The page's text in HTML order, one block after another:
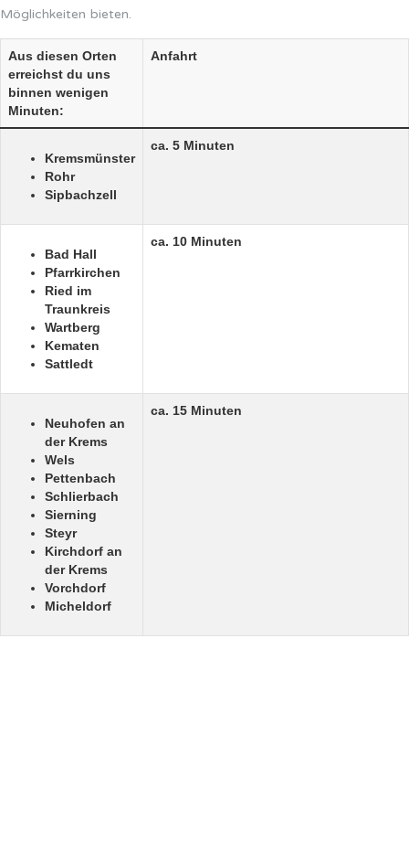
Möglichkeiten bieten.
Aus diesen Orten
erreichst du uns
binnen wenigen
Minuten:
Anfahrt
Kremsmünster
Rohr
Sipbachzell
ca. 5 Minuten
Bad Hall
Pfarrkirchen
Ried im
Traunkreis
Wartberg
Kematen
Sattledt
ca. 10 Minuten
Neuhofen an
der Krems
Wels
Pettenbach
Schlierbach
Sierning
Steyr
Kirchdorf an
der Krems
Vorchdorf
Micheldorf
ca. 15 Minuten